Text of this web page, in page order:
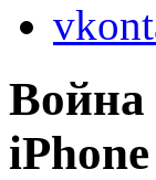
Война